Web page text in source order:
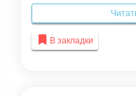
которую создаёт
девочки
и творческая.
В закладки